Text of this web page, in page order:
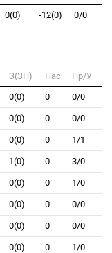
0(0) -12(0) 0/0
З(ЗП) Пас
Пр/У
0(0) 0 0/0
0(0) 0 0/0
0(0) 0 1/1
1(0) 0 3/0
0(0) 0 1/0
0(0) 0 0/0
0(0) 0 0/0
0(0) 0 1/0